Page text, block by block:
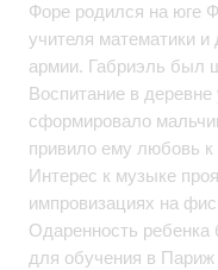
Форе родился на юге
учителя математики и
армии. Габриэль был
Воспитание в
сформировало
привило ему любовь
Интерес к музыке
импровизациях на
Одаренность ребенка
для обучения в